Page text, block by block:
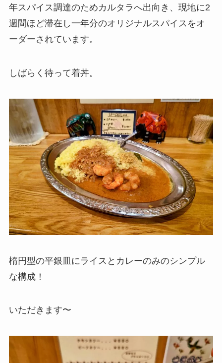
年スパイス調達のためカルタラへ出向き、現地に2
週間ほど滞在し一年分のオリジナルスパイスをオ
ーダーされています。
しばらく待って着丼。
楕円型の平銀皿にライスとカレーのみのシンプル
な構成！
いただきます〜